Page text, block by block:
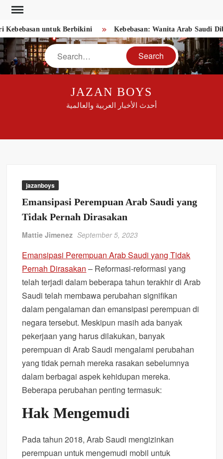
Skip
content
untuk Berbikini Kebebasan: Wanita Arab Saudi
Search
JAZAN BOYS
أحدث الأخبار العربية والعالمية
jazanboys
Emansipasi Perempuan Arab Saudi yang
Tidak Pernah Dirasakan
Mattie Jimenez September 5, 2023
Emansipasi Perempuan Arab Saudi yang Tidak
Pernah Dirasakan – Reformasi-reformasi yang
telah terjadi dalam beberapa tahun terakhir di Arab
Saudi telah membawa perubahan signifikan
dalam pengalaman dan emansipasi perempuan di
negara tersebut. Meskipun masih ada banyak
pekerjaan yang harus dilakukan, banyak
perempuan di Arab Saudi mengalami perubahan
yang tidak pernah mereka rasakan sebelumnya
dalam berbagai aspek kehidupan mereka.
Beberapa perubahan penting termasuk:
Hak Mengemudi
Pada tahun 2018, Arab Saudi mengizinkan
perempuan untuk mengemudi mobil untuk